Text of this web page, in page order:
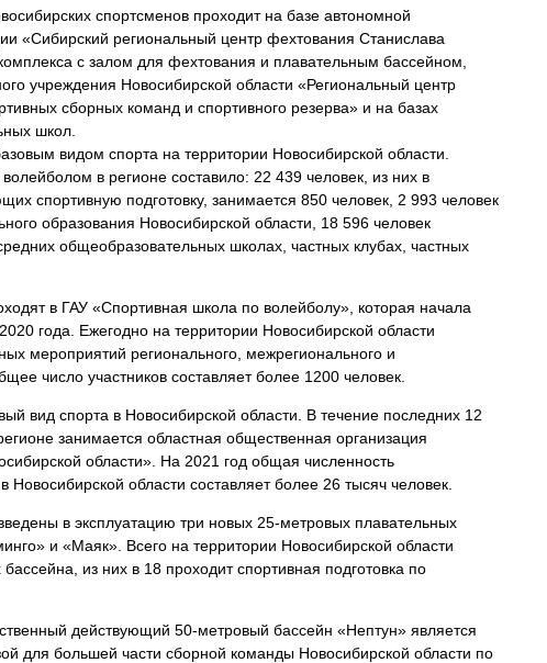
спортсменов проходит на базе автономной
«Сибирский региональный центр фехтования Станислава
с залом для фехтования и плавательным бассейном,
учреждения Новосибирской области «Региональный центр
сборных команд и спортивного резерва» и на базах
школ.
видом спорта на территории Новосибирской области.
в регионе составило: 22 439 человек, из них в
спортивную подготовку, занимается 850 человек, 2 993 человек
образования Новосибирской области, 18 596 человек
общеобразовательных школах, частных клубах, частных
в ГАУ «Спортивная школа по волейболу», которая начала
года. Ежегодно на территории Новосибирской области
мероприятий регионального, межрегионального и
число участников составляет более 1200 человек.
вид спорта в Новосибирской области. В течение последних 12
занимается областная общественная организация
области». На 2021 год общая численность
области составляет более 26 тысяч человек.
в эксплуатацию три новых 25-метровых плавательных
и «Маяк». Всего на территории Новосибирской области
из них в 18 проходит спортивная подготовка по
действующий 50-метровый бассейн «Нептун» является
для большей части сборной команды Новосибирской области по